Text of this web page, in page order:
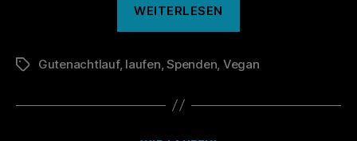
WEITERLESEN
Schlagwörter
Gutenachtlauf, laufen,Spenden, Vegan